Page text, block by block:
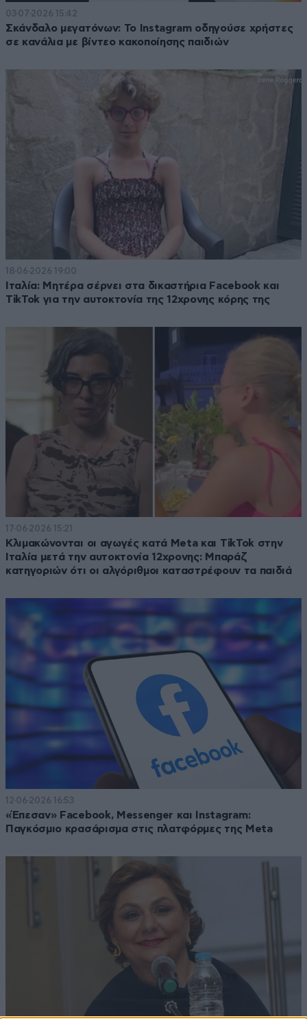
03·07·2026 15:42
Σκάνδαλο μεγατόνων: Το Instagram οδηγούσε χρήστες
σε κανάλια με βίντεο κακοποίησης παιδιών
18·06·2026 19:00
Ιταλία: Μητέρα σέρνει στα δικαστήρια Facebook και
TikTok για την αυτοκτονία της 12χρονης κόρης της
17·06·2026 15:21
Κλιμακώνονται οι αγωγές κατά Meta και TikTok στην
Ιταλία μετά την αυτοκτονία 12χρονης: Μπαράζ
κατηγοριών ότι οι αλγόριθμοι καταστρέφουν τα παιδιά
12·06·2026 16:53
«Έπεσαν» Facebook, Messenger και Instagram:
Παγκόσμιο κρασάρισμα στις πλατφόρμες της Meta